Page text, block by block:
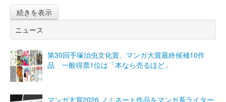
続きを表示
ニュース
第30回手塚治虫文化賞、マンガ大賞最終候補10作
品 一般得票1位は「本なら売るほど」
マンガ大賞2026 ノミネート作品をマンガ系ライター